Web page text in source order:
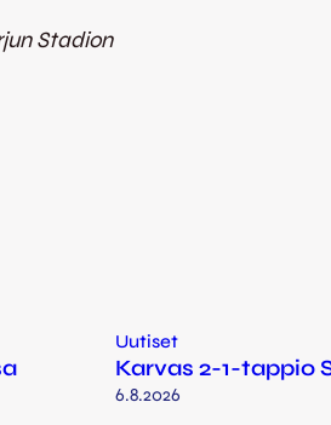
Stadion
Uutiset
Karvas 2-1-tappio
6.8.2026